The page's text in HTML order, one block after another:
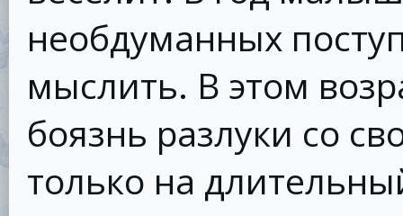
необдуманных
мыслить. В этом
боязнь разлуки со
только на